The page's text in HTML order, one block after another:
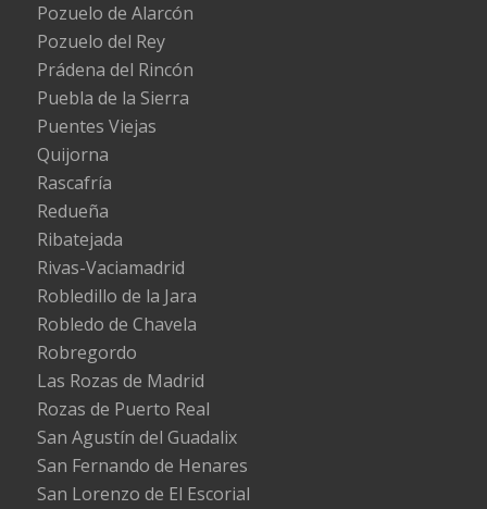
Pozuelo de Alarcón
Pozuelo del Rey
Prádena del Rincón
Puebla de la Sierra
Puentes Viejas
Quijorna
Rascafría
Redueña
Ribatejada
Rivas-Vaciamadrid
Robledillo de la Jara
Robledo de Chavela
Robregordo
Las Rozas de Madrid
Rozas de Puerto Real
San Agustín del Guadalix
San Fernando de Henares
San Lorenzo de El Escorial